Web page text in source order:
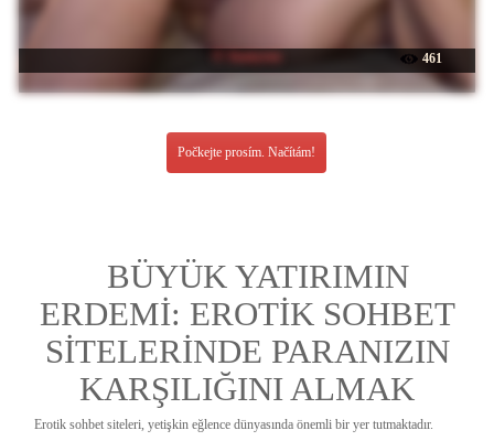
☉ Juanyroo 461
Počkejte prosím. Načítám!
BÜYÜK YATIRIMIN
ERDEMİ: EROTİK SOHBET
SİTELERİNDE PARANIZIN
KARŞILIĞINI ALMAK
Erotik sohbet siteleri, yetişkin eğlence dünyasında önemli bir yer tutmaktadır.